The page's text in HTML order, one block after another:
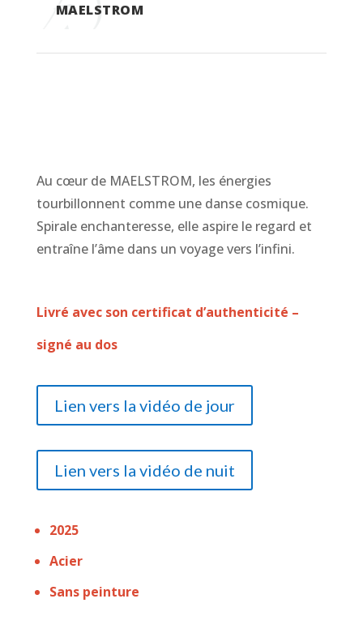
MAELSTROM
Au cœur de MAELSTROM, les énergies
tourbillonnent comme une danse cosmique.
Spirale enchanteresse, elle aspire le regard et
entraîne l’âme dans un voyage vers l’infini.
Livré avec son certificat d’authenticité –
signé au dos
Lien vers la vidéo de jour
Lien vers la vidéo de nuit
2025
Acier
Sans peinture